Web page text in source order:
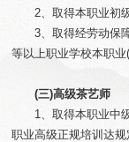
2、取得本职业初级
3、取得经劳动保障
等以上职业学校本职业
(三)高级茶艺师
1、取得本职业中级
职业高级正规培训达规